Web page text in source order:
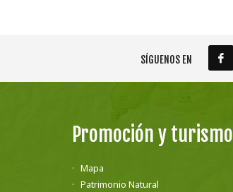
SÍGUENOS EN
Promoción y turismo
Mapa
Patrimonio Natural